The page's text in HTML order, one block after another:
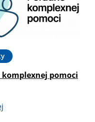
komplexnej pomoci